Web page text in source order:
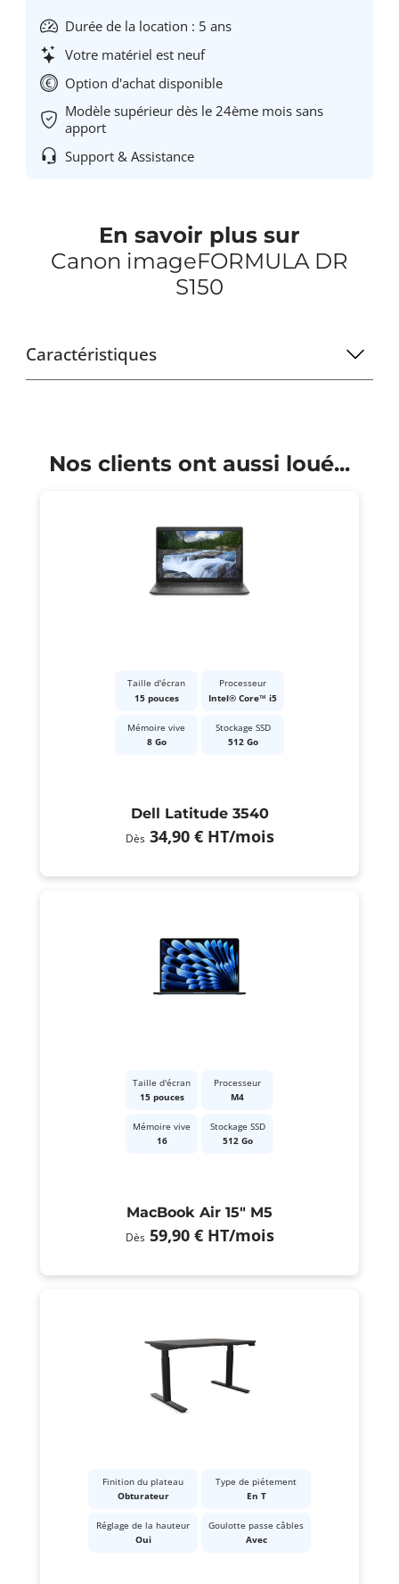
Durée de la location : 5 ans
Votre matériel est neuf
Option d'achat disponible
Modèle supérieur dès le 24ème mois sans
apport
Support & Assistance
En savoir plus sur
Canon imageFORMULA DR
S150
Caractéristiques
Nos clients ont aussi loué...
Taille d'écran
15 pouces
Processeur
Intel® Core™ i5
Mémoire vive
8 Go
Stockage SSD
512 Go
Dell Latitude 3540
Dès 34,90 € HT/mois
Taille d'écran
15 pouces
Processeur
M4
Mémoire vive
16
Stockage SSD
512 Go
MacBook Air 15" M5
Dès 59,90 € HT/mois
Finition du plateau
Obturateur
Type de piétement
En T
Réglage de la hauteur
Oui
Goulotte passe câbles
Avec